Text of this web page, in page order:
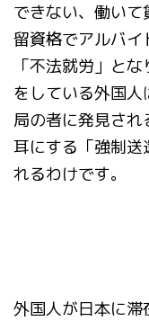
できない、働い
留資格でアルバ
「不法就労」と
をしている外国
局の者に発見され
耳にする「強制
れるわけです。
外国人が日本に滞